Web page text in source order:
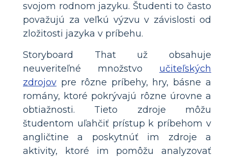
svojom rodnom jazyku. Študenti to často
považujú za veľkú výzvu v závislosti od
zložitosti jazyka v príbehu.
Storyboard That už obsahuje
neuveriteľné množstvo učiteľských
zdrojov pre rôzne príbehy, hry, básne a
romány, ktoré pokrývajú rôzne úrovne a
obtiažnosti. Tieto zdroje môžu
študentom uľahčiť prístup k príbehom v
angličtine a poskytnúť im zdroje a
aktivity, ktoré im pomôžu analyzovať